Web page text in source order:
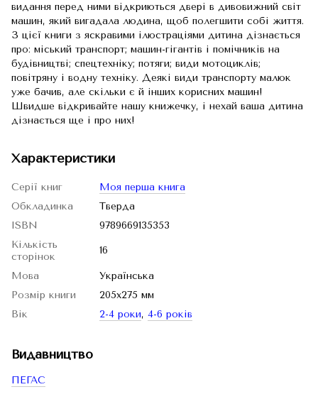
видання перед ними відкриються двері в дивовижний світ
машин, який вигадала людина, щоб полегшити собі життя.
З цієї книги з яскравими ілюстраціями дитина дізнається
про: міський транспорт; машин-гігантів і помічників на
будівництві; спецтехніку; потяги; види мотоциклів;
повітряну і водну техніку. Деякі види транспорту малюк
уже бачив, але скільки є й інших корисних машин!
Швидше відкривайте нашу книжечку, і нехай ваша дитина
дізнається ще і про них!
Характеристики
Серії книг
Моя перша книга
Обкладинка
Тверда
ISBN
9789669135353
Кількість
сторінок
16
Мова
Українська
Розмір книги
205х275 мм
Вік
2-4 роки, 4-6 років
Видавництво
ПЕГАС